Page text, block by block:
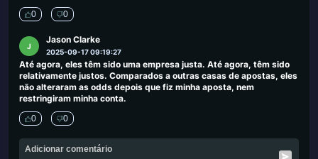
0 0
J
Jason Clarke
2025-09-17 09:19:27
Até agora, eles têm sido uma empresa justa. Até agora, têm sido
relativamente justos. Comparados a outras casas de apostas, eles
não alteraram as odds depois que fiz minha aposta, nem
restringiram minha conta.
0 0